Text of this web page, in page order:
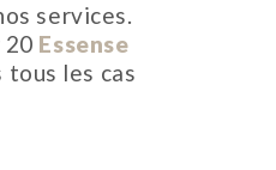
services.
20 Essense
les cas